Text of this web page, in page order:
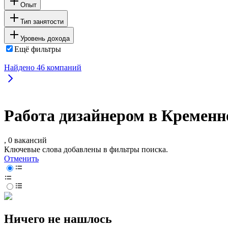
Опыт
Тип занятости
Уровень дохода
Ещё фильтры
Найдено 46 компаний
Работа дизайнером в
, 0 вакансий
Ключевые слова добавлены в фильтры поиска.
Отменить
Ничего не нашлось